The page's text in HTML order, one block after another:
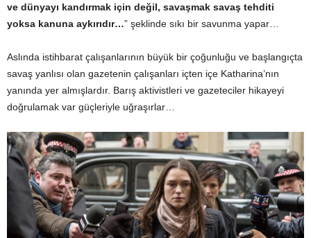
ve dünyayı kandırmak için değil, savaşmak savaş tehditi
yoksa kanuna aykırıdır…” şeklinde sıkı bir savunma yapar…
Aslında istihbarat çalışanlarının büyük bir çoğunluğu ve başlangıçta
savaş yanlısı olan gazetenin çalışanları içten içe Katharina’nın
yanında yer almışlardır. Barış aktivistleri ve gazeteciler hikayeyi
doğrulamak var güçleriyle uğraşırlar…